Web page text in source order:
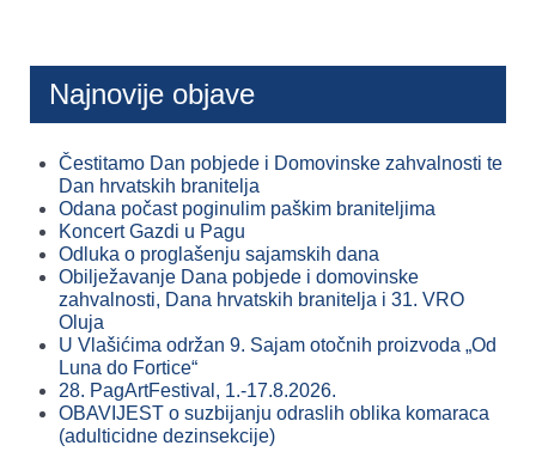
Najnovije objave
Čestitamo Dan pobjede i Domovinske zahvalnosti te
Dan hrvatskih branitelja
Odana počast poginulim paškim braniteljima
Koncert Gazdi u Pagu
Odluka o proglašenju sajamskih dana
Obilježavanje Dana pobjede i domovinske
zahvalnosti, Dana hrvatskih branitelja i 31. VRO
Oluja
U Vlašićima održan 9. Sajam otočnih proizvoda „Od
Luna do Fortice“
28. PagArtFestival, 1.-17.8.2026.
OBAVIJEST o suzbijanju odraslih oblika komaraca
(adulticidne dezinsekcije)